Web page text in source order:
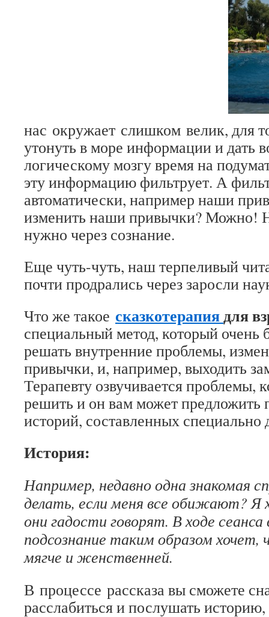
нас окружает слишком велик, для
утонуть в море информации и дать
логическому мозгу время на
эту информацию фильтрует. А
автоматически, например наши
изменить наши привычки? Можно!
нужно через сознание.
Еще чуть-чуть, наш терпеливый
почти продрались через заросли
Что же такое сказкотерапиядля
специальный метод, который очень
решать внутренние проблемы,
привычки, и, например, выходить
Терапевту озвучивается проблемы,
решить и он вам может предложить
историй, составленных специально
История:
Например, недавно одна знакомая
делать, если меня все обижают? Я
они гадости говорят. В ходе
подсознание таким образом
мягче и женственней.
В процессе рассказа вы сможете
расслабиться и послушать